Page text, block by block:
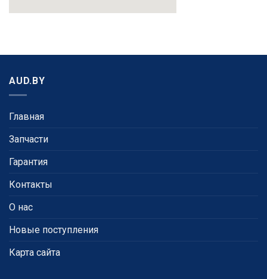
AUD.BY
Главная
Запчасти
Гарантия
Контакты
О нас
Новые поступления
Карта сайта